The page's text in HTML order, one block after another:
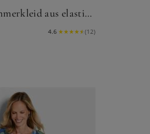
Aniston PLUS Sommerkleid aus elastischer Jersey-Qualität
4.6 ★★★★★ (12)